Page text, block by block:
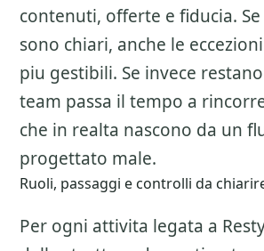
contenuti, offerte e fiducia.
sono chiari, anche le
piu gestibili. Se invece
team passa il tempo a
che in realta nascono da un
progettato male.
Ruoli, passaggi e controlli da
Per ogni attivita legata a